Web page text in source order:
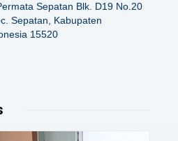
Sepatan Blk. D19 No.20
Sepatan, Kabupaten
15520